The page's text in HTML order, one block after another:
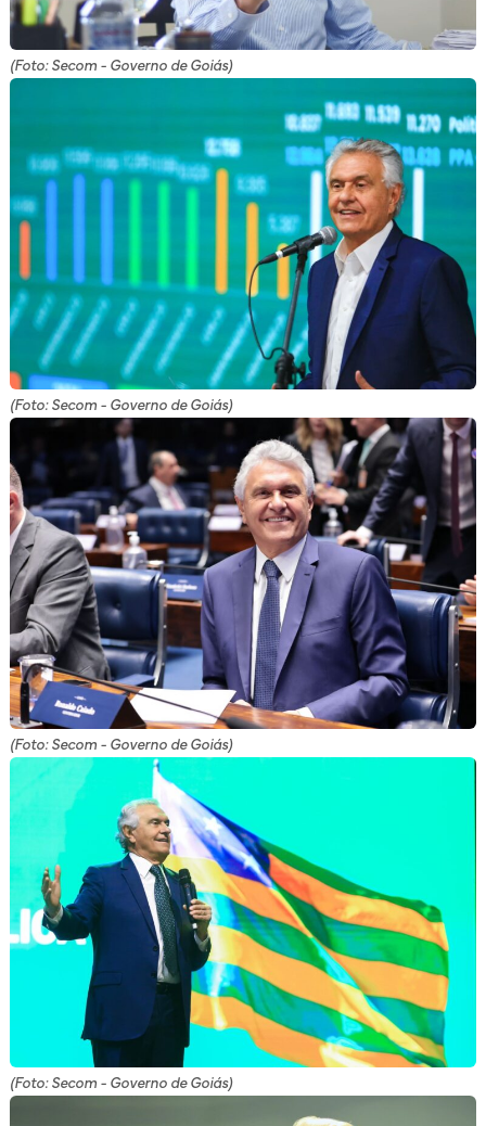
(Foto: Secom - Governo de Goiás)
(Foto: Secom - Governo de Goiás)
(Foto: Secom - Governo de Goiás)
(Foto: Secom - Governo de Goiás)